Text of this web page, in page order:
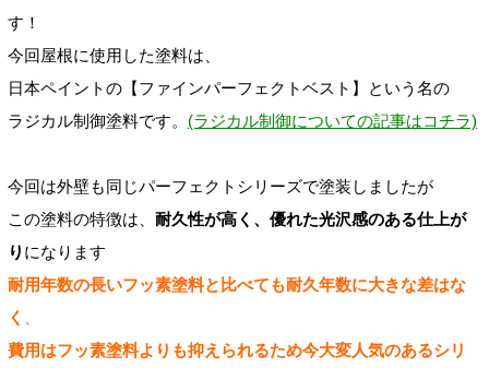
す！
今回屋根に使用した塗料は、
日本ペイントの【ファインパーフェクトベスト】という名の
ラジカル制御塗料です。 (ラジカル制御についての記事はコチラ)
今回は外壁も同じパーフェクトシリーズで塗装しましたが
この塗料の特徴は、 耐久性が高く、優れた光沢感のある仕上が
り になります
耐用年数の長いフッ素塗料と比べても耐久年数に大きな差はな
く
費用はフッ素塗料よりも抑えられるため今大変人気のあるシリ